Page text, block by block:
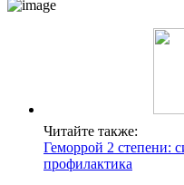
Читайте также:
Геморрой 2 степени:
профилактика